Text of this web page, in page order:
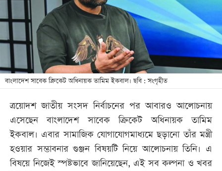
খেলা
বিনোদন
লাইফ
স্টাইল
শিক্ষা
বিভাগ
ছবি
বাংলাদেশ সাবেক ক্রিকেট অধিনায়ক তামিম ইকবাল। ছবি : সংগৃহীত
ত্রয়োদশ জাতীয় সংসদ নির্বাচনের পর আবারও আলোচনায়
এসেছেন বাংলাদেশ সাবেক ক্রিকেট অধিনায়ক তামিম
ইকবাল। এবার সামাজিক যোগাযোগমাধ্যমে ছড়ানো তাঁর মন্ত্রী
হওয়ার সম্ভাবনার গুঞ্জন বিষয়টি নিয়ে আলোচনায় তিনি। এ
বিষয়ে নিজেই স্পষ্টভাবে জানিয়েছেন, এই সব কল্পনা ও খবর